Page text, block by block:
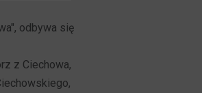
odbywa się
z Ciechowa,